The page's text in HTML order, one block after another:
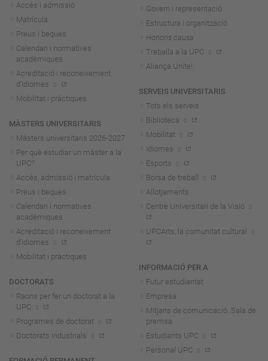
Accés i admissió
Matrícula
Preus i beques
Calendari i normatives
acadèmiques
Acreditació i reconeixement
d'idiomes
Mobilitat i pràctiques
MÀSTERS UNIVERSITARIS
Màsters universitaris 2026-2027
Per què estudiar un màster a la
UPC?
Accés, admissió i matrícula
Preus i beques
Calendari i normatives
acadèmiques
Acreditació i reconeixement
d'idiomes
Mobilitat i pràctiques
DOCTORATS
Raons per fer un doctorat a la
UPC
Programes de doctorat
Doctorats industrials
Govern i representació
Estructura i organització
Honoris causa
Treballa a la UPC
Aliança Unite!
SERVEIS UNIVERSITARIS
Tots els serveis
Biblioteca
Mobilitat
Idiomes
Esports
Borsa de treball
Allotjaments
Centre Universitari de la Visió
UPCArts, la comunitat cultural
INFORMACIÓ PER A
Futur estudiantat
Empresa
Mitjans de comunicació. Sala de
premsa
Estudiants UPC
Personal UPC